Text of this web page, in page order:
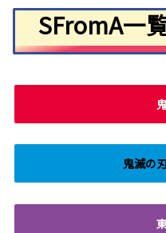
SFromA一
鬼滅の